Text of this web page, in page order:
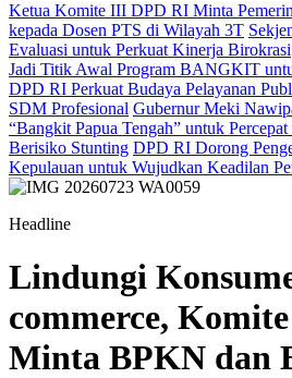
Ketua Komite III DPD RI Minta
kepada Dosen PTS di Wilayah 3T
Evaluasi untuk Perkuat Kinerja Birokrasi
Jadi Titik Awal Program BANGKIT
DPD RI Perkuat Budaya Pelayanan
SDM Profesional Gubernur Meki
“Bangkit Papua Tengah” untuk
Berisiko Stunting DPD RI Dorong
Kepulauan untuk Wujudkan Keadilan
Headline
Lindungi
commerce,
Minta BPKN dan